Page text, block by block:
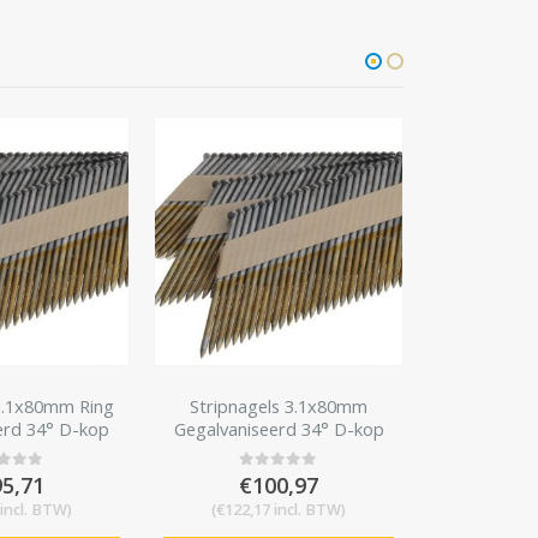
3.1x80mm
34° D-kop
stuks
of 5
incl. BTW)
Stripnagels 3.1x80mm Ring
gegalvaniseerd 34° D-kop
Doos 2000 stuks
0out of 5
€130,47
(€157,87 incl. BTW)